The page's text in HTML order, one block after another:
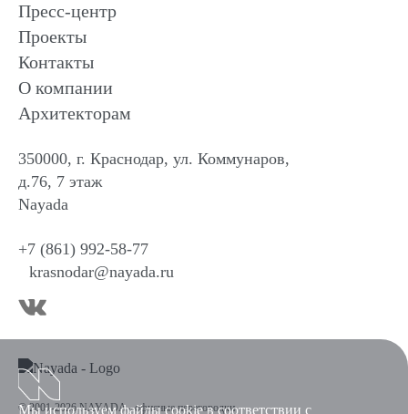
Пресс-центр
Проекты
Контакты
О компании
Архитекторам
350000, г. Краснодар, ул. Коммунаров,
д.76, 7 этаж
Nayada
+7 (861) 992-58-77
krasnodar@nayada.ru
© 2001-2026 NAYADA - офисные перегородки
Мы используем файлы cookie в соответствии с